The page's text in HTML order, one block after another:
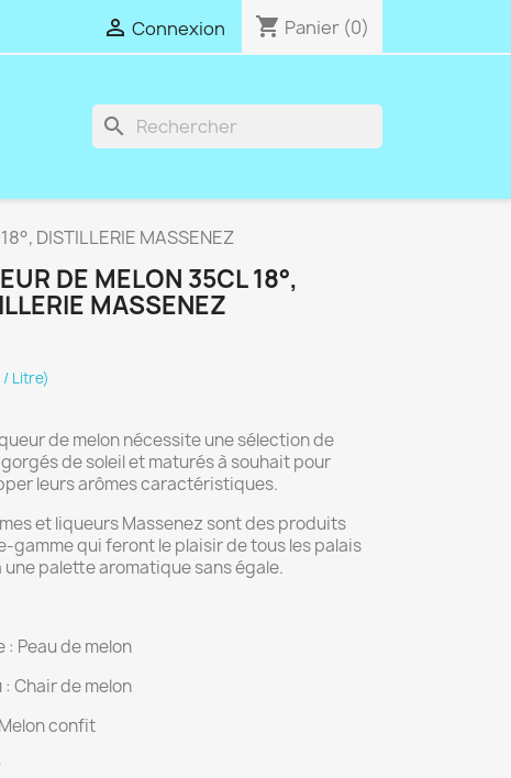
 Connexion shopping_cart Panier (0)
search
DISTILLERIE MASSENEZ
DE MELON 35CL 18°,
MASSENEZ
/ Litre)
de melon nécessite une sélection de
de soleil et maturés à souhait pour
leurs arômes caractéristiques.
et liqueurs Massenez sont des produits
gamme qui feront le plaisir de tous les palais
une palette aromatique sans égale.
Peau de melon
Chair de melon
confit